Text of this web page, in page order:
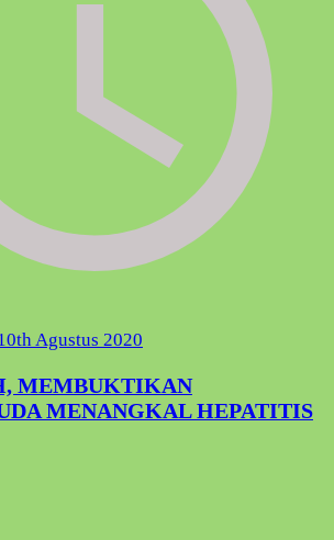
Agustus 2020
MEMBUKTIKAN
MENANGKAL HEPATITIS